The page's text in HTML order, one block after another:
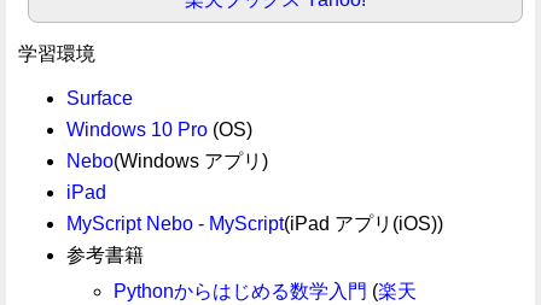
学習環境
Surface
Windows 10 Pro(OS)
Nebo(Windows アプリ)
iPad
MyScript Nebo - MyScript(iPad アプリ(iOS))
参考書籍
Pythonからはじめる数学入門 (楽天